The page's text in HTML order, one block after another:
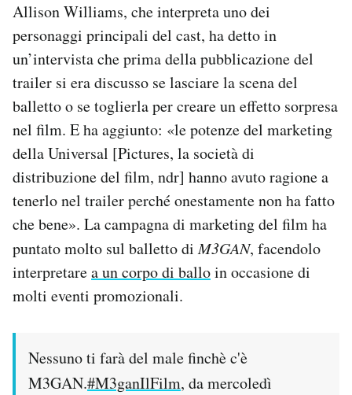
Allison Williams, che interpreta uno dei
personaggi principali del cast, ha detto in
un’intervista che prima della pubblicazione del
trailer si era discusso se lasciare la scena del
balletto o se toglierla per creare un effetto sorpresa
nel film. E ha aggiunto: «le potenze del marketing
della Universal [Pictures, la società di
distribuzione del film, ndr] hanno avuto ragione a
tenerlo nel trailer perché onestamente non ha fatto
che bene». La campagna di marketing del film ha
puntato molto sul balletto diM3GAN, facendolo
interpretarea un corpo di balloin occasione di
molti eventi promozionali.
Nessuno ti farà del male finchè c'è
M3GAN.#M3ganIlFilm, da mercoledì